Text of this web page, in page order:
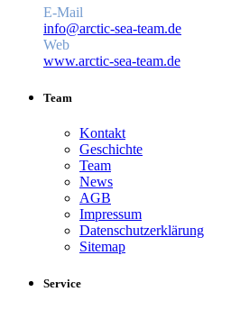
E-Mail
info@arctic-sea-team.de
Web
www.arctic-sea-team.de
Team
Kontakt
Geschichte
Team
News
AGB
Impressum
Datenschutzerklärung
Sitemap
Service